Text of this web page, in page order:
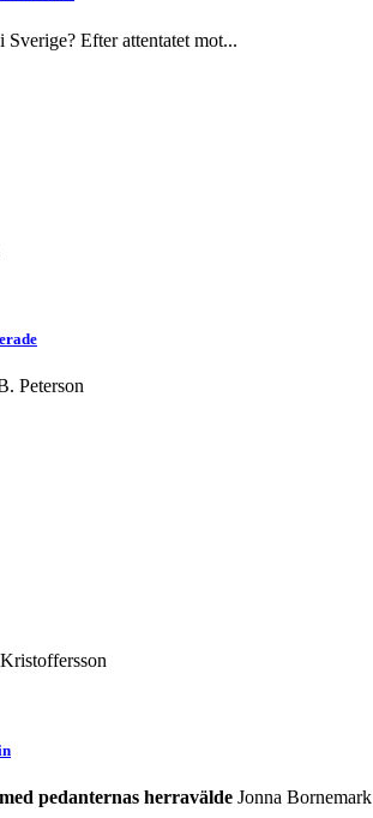
Efter attentatet mot...
Peterson
pedanternas herravälde Jonna Bornemark